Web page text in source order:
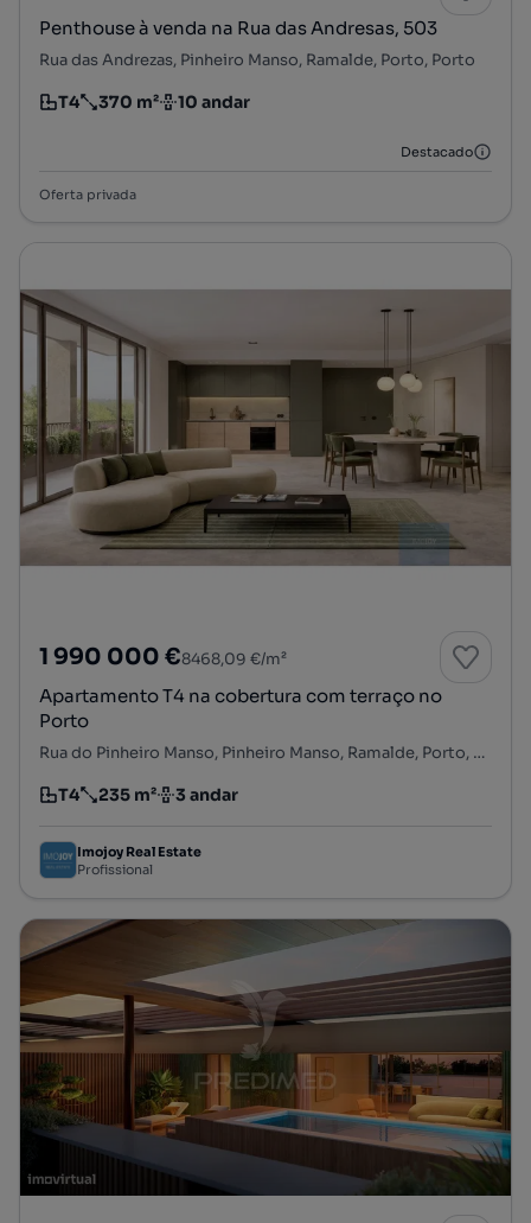
Penthouse à venda na Rua das Andresas, 503
Rua das Andrezas, Pinheiro Manso, Ramalde, Porto, Porto
Tipologia
T4
Preço por metro quadrado
370 m²
Andar 10 andar
Destacado
Oferta privada
1 990 000 €8468,09 €/m²
Apartamento T4 na cobertura com terraço no
Porto
Rua do Pinheiro Manso, Pinheiro Manso, Ramalde, Porto, Porto
Tipologia
T4
Preço por metro quadrado
235 m²
Andar 3 andar
Imojoy Real Estate
Profissional